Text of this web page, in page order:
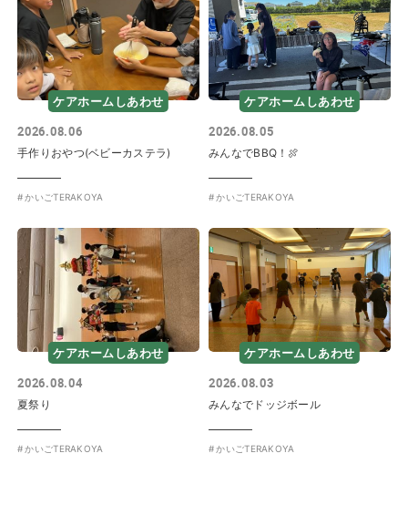
ケアホームしあわせ
2026.08.06
手作りおやつ(ベビーカステラ)
かいごTERAKOYA
ケアホームしあわせ
2026.08.05
みんなでBBQ！🍖
かいごTERAKOYA
ケアホームしあわせ
2026.08.04
夏祭り
かいごTERAKOYA
ケアホームしあわせ
2026.08.03
みんなでドッジボール
かいごTERAKOYA